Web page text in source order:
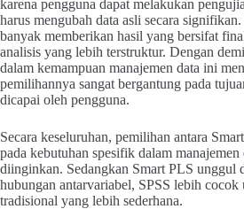
karena pengguna dapat melakukan
harus mengubah data asli secara
banyak memberikan hasil yang bersifat
analisis yang lebih terstruktur. Dengan
dalam kemampuan manajemen data ini
pemilihannya sangat bergantung pada
dicapai oleh pengguna.
Secara keseluruhan, pemilihan antara
pada kebutuhan spesifik dalam
diinginkan. Sedangkan Smart PLS unggul
hubungan antarvariabel, SPSS lebih
tradisional yang lebih sederhana.